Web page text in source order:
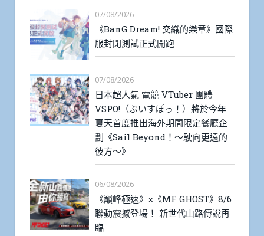
07/08/2026
《BanG Dream! 交織的樂章》國際
服封閉測試正式開跑
07/08/2026
日本超人氣 電競 VTuber 團體
VSPO!（ぶいすぽっ！）將於今年
夏天首度推出海外期間限定餐廳企
劃《Sail Beyond！～駛向更遠的
彼方～》
06/08/2026
《巔峰極速》x《MF GHOST》8/6
聯動震撼登場！ 新世代山路傳說再
臨